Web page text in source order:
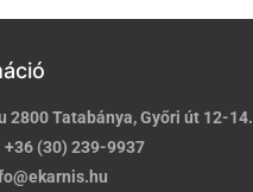
2800 Tatabánya, Győri út 12-14.
+36 (30) 239-9937